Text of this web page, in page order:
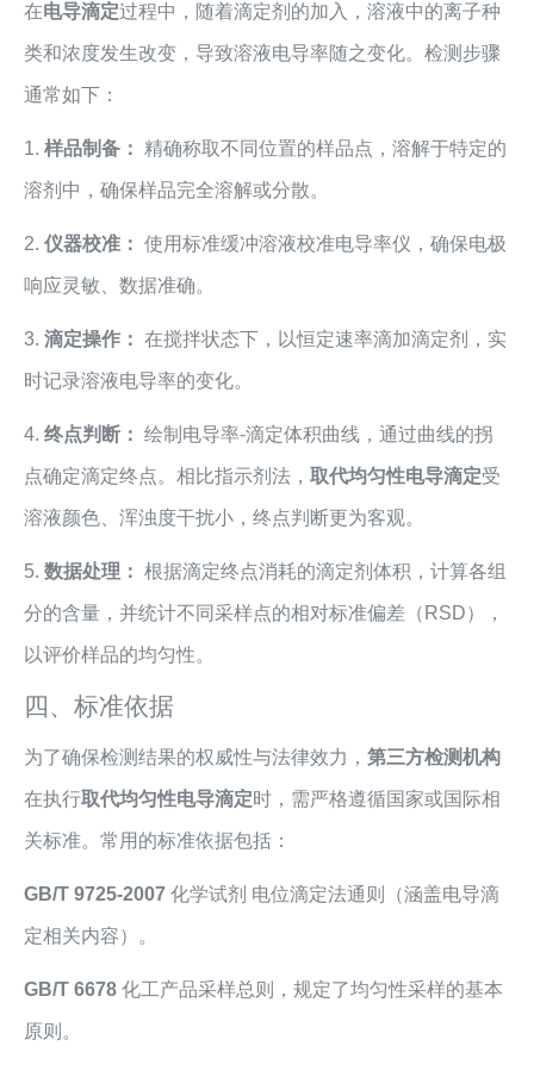
在电导滴定过程中，随着滴定剂的加入，溶液中的离子种
类和浓度发生改变，导致溶液电导率随之变化。检测步骤
通常如下：
1. 样品制备： 精确称取不同位置的样品点，溶解于特定的
溶剂中，确保样品完全溶解或分散。
2. 仪器校准： 使用标准缓冲溶液校准电导率仪，确保电极
响应灵敏、数据准确。
3. 滴定操作： 在搅拌状态下，以恒定速率滴加滴定剂，实
时记录溶液电导率的变化。
4. 终点判断： 绘制电导率-滴定体积曲线，通过曲线的拐
点确定滴定终点。相比指示剂法， 取代均匀性电导滴定受
溶液颜色、浑浊度干扰小，终点判断更为客观。
5. 数据处理： 根据滴定终点消耗的滴定剂体积，计算各组
分的含量，并统计不同采样点的相对标准偏差（RSD），
以评价样品的均匀性。
四、标准依据
为了确保检测结果的权威性与法律效力， 第三方检测机构
在执行取代均匀性电导滴定时，需严格遵循国家或国际相
关标准。常用的标准依据包括：
GB/T 9725-2007 化学试剂 电位滴定法通则（涵盖电导滴
定相关内容）。
GB/T 6678 化工产品采样总则，规定了均匀性采样的基本
原则。